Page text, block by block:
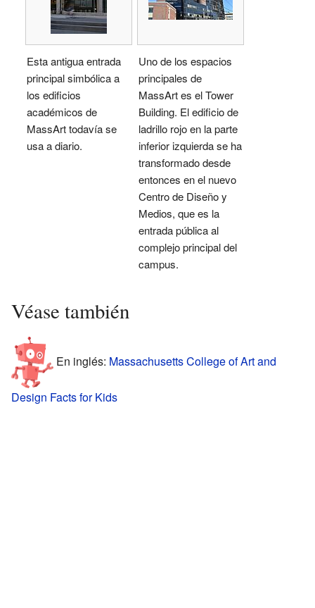
Esta antigua entrada
principal simbólica a
los edificios
académicos de
MassArt todavía se
usa a diario.
Uno de los espacios
principales de
MassArt es el Tower
Building. El edificio de
ladrillo rojo en la parte
inferior izquierda se ha
transformado desde
entonces en el nuevo
Centro de Diseño y
Medios, que es la
entrada pública al
complejo principal del
campus.
Véase también
En inglés: Massachusetts College of Art and
Design Facts for Kids